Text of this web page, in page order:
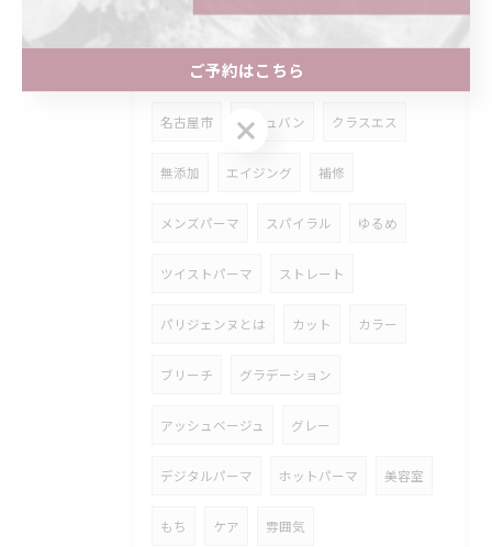
縮毛矯正 どっちがいい 髪質改善
まつげ マツパ 個室
名古屋市 アジュバン クラスエス
無添加 エイジング 補修
メンズパーマ スパイラル ゆるめ
ツイストパーマ ストレート
パリジェンヌとは カット カラー
ブリーチ グラデーション
アッシュベージュ グレー
デジタルパーマ ホットパーマ 美容室
もち ケア 雰囲気
ご予約はこちら
ご予約はこちら